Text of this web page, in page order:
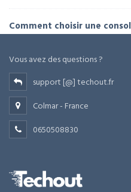
Comment choisir une
Vous avez des questions ?
support [@] techout.fr
Colmar - France
0650508830